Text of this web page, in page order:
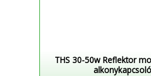
THS 30-50w Reflektor